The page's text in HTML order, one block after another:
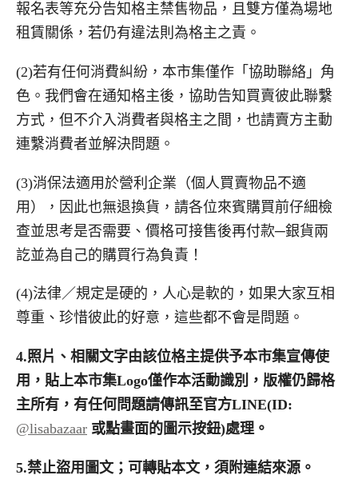
報名表等充分告知格主禁售物品，且雙方僅為場地
租賃關係，若仍有違法則為格主之責。
(2)若有任何消費糾紛，本市集僅作「協助聯絡」角
色。我們會在通知格主後，協助告知買賣彼此聯繫
方式，但不介入消費者與格主之間，也請賣方主動
連繫消費者並解決問題。
(3)消保法適用於營利企業（個人買賣物品不適
用），因此也無退換貨，請各位來賓購買前仔細檢
查並思考是否需要、價格可接售後再付款─銀貨兩
訖並為自己的購買行為負責！
(4)法律／規定是硬的，人心是軟的，如果大家互相
尊重、珍惜彼此的好意，這些都不會是問題。
4.照片、相關文字由該位格主提供予本市集宣傳使
用，貼上本市集Logo僅作本活動識別，版權仍歸格
主所有，有任何問題請傳訊至官方LINE(ID:
@lisabazaar 或點畫面的圖示按鈕)處理。
5.禁止盜用圖文；可轉貼本文，須附連結來源。